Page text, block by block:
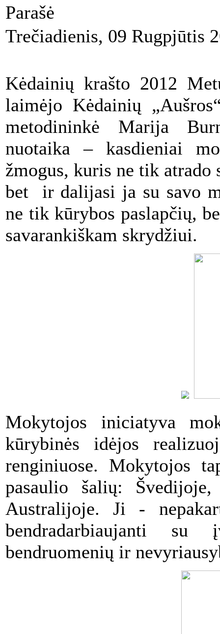
Parašė
Trečiadienis, 09 Rugpjūtis
Kėdainių krašto 2012
laimėjo Kėdainių
metodininkė Marija
nuotaika – kasdieniai
žmogus, kuris ne tik
bet ir dalijasi ja su savo
ne tik kūrybos paslapčių,
savarankiškam skrydžiui.
Mokytojos iniciatyva
kūrybinės idėjos
renginiuose. Mokytojos
pasaulio šalių:
Australijoje. Ji -
bendradarbiaujanti su
bendruomenių ir